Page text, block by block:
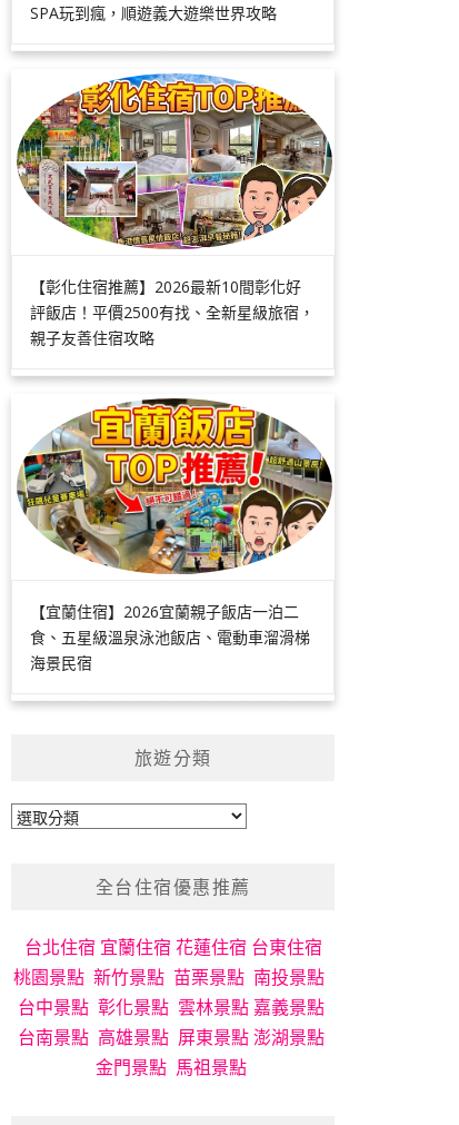
SPA玩到瘋，順遊義大遊樂世界攻略
【彰化住宿推薦】2026最新10間彰化好
評飯店！平價2500有找、全新星級旅宿，
親子友善住宿攻略
【宜蘭住宿】2026宜蘭親子飯店一泊二
食、五星級溫泉泳池飯店、電動車溜滑梯
海景民宿
旅遊分類
旅
全台住宿優惠推薦
台北住宿 宜蘭住宿 花蓮住宿 台東住宿
桃園景點 新竹景點 苗栗景點 南投景點
台中景點 彰化景點 雲林景點 嘉義景點
台南景點 高雄景點 屏東景點澎湖景點
金門景點 馬祖景點